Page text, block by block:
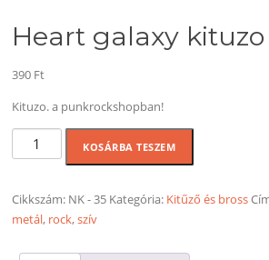
Heart galaxy kituzo
390 Ft
Kituzo. a punkrockshopban!
Heart
galaxy
mennyiség
KOSÁRBA TESZEM
Cikkszám: NK - 35 Kategória: Kitűző és bross
metál, rock,szív